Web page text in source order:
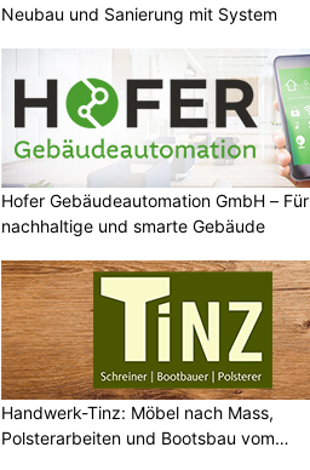
Neubau und Sanierung mit System
Hofer Gebäudeautomation GmbH – Für
nachhaltige und smarte Gebäude
Handwerk-Tinz: Möbel nach Mass,
Polsterarbeiten und Bootsbau vom